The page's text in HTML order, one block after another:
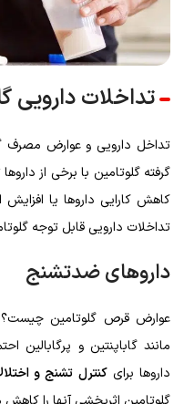
تداخلات دارویی
تداخل دارویی و عوارض
گرفته گلوتامین با برخی از
کاهش کارایی داروها یا
تداخلات دارویی قابل توجه
داروهای ضدتشنج
عوارض قرص گلوتامین
مانند گاباپنتین و
داروها برایکنترل تشنج و